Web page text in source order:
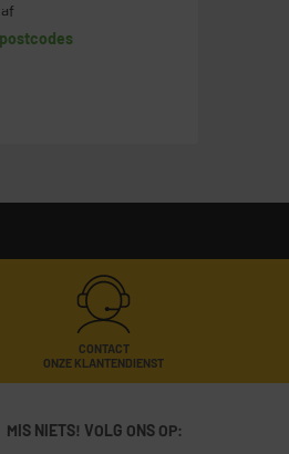
CONTACT
ONZE KLANTENDIENST
MIS NIETS! VOLG ONS OP: